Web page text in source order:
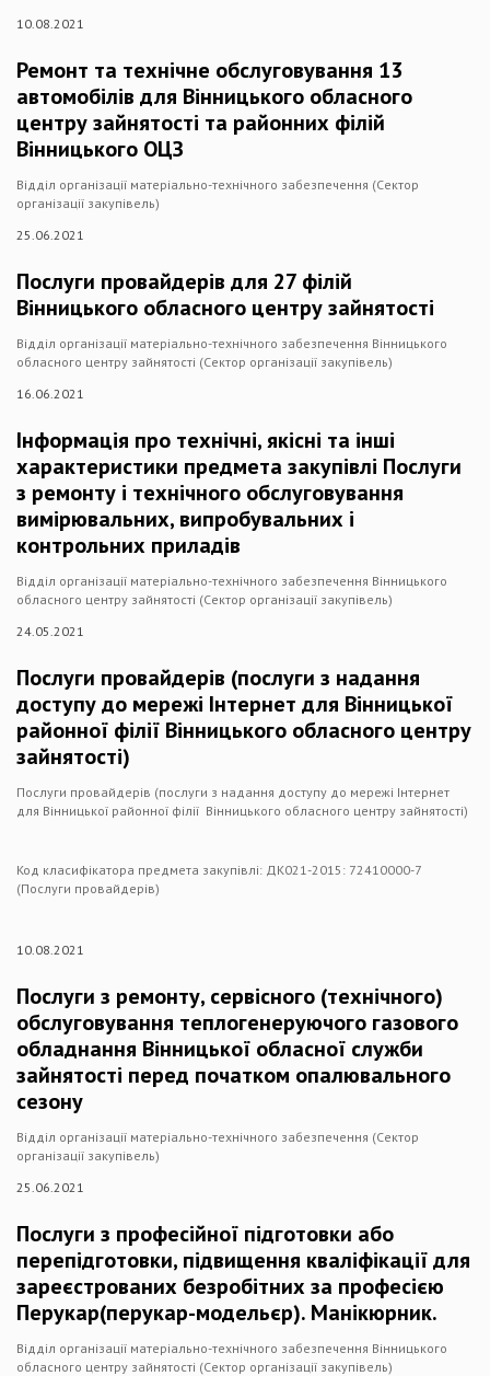
10.08.2021
Ремонт та технічне обслуговування 13
автомобілів для Вінницького обласного
центру зайнятості та районних філій
Вінницького ОЦЗ
Відділ організації матеріально-технічного забезпечення (Сектор
організації закупівель)
25.06.2021
Послуги провайдерів для 27 філій
Вінницького обласного центру зайнятості
Відділ організації матеріально-технічного забезпечення Вінницького
обласного центру зайнятості (Сектор організації закупівель)
16.06.2021
Інформація про технічні, якісні та інші
характеристики предмета закупівлі Послуги
з ремонту і технічного обслуговування
вимірювальних, випробувальних і
контрольних приладів
Відділ організації матеріально-технічного забезпечення Вінницького
обласного центру зайнятості (Сектор організації закупівель)
24.05.2021
Послуги провайдерів (послуги з надання
доступу до мережі Інтернет для Вінницької
районної філії Вінницького обласного центру
зайнятості)
Послуги провайдерів (послуги з надання доступу до мережі Інтернет
для Вінницької районної філії Вінницького обласного центру зайнятості)
Код класифікатора предмета закупівлі: ДК021-2015: 72410000-7
(Послуги провайдерів)
10.08.2021
Послуги з ремонту, сервісного (технічного)
обслуговування теплогенеруючого газового
обладнання Вінницької обласної служби
зайнятості перед початком опалювального
сезону
Відділ організації матеріально-технічного забезпечення (Сектор
організації закупівель)
25.06.2021
Послуги з професійної підготовки або
перепідготовки, підвищення кваліфікації для
зареєстрованих безробітних за професією
Перукар(перукар-модельєр). Манікюрник.
Відділ організації матеріально-технічного забезпечення Вінницького
обласного центру зайнятості (Сектор організації закупівель)